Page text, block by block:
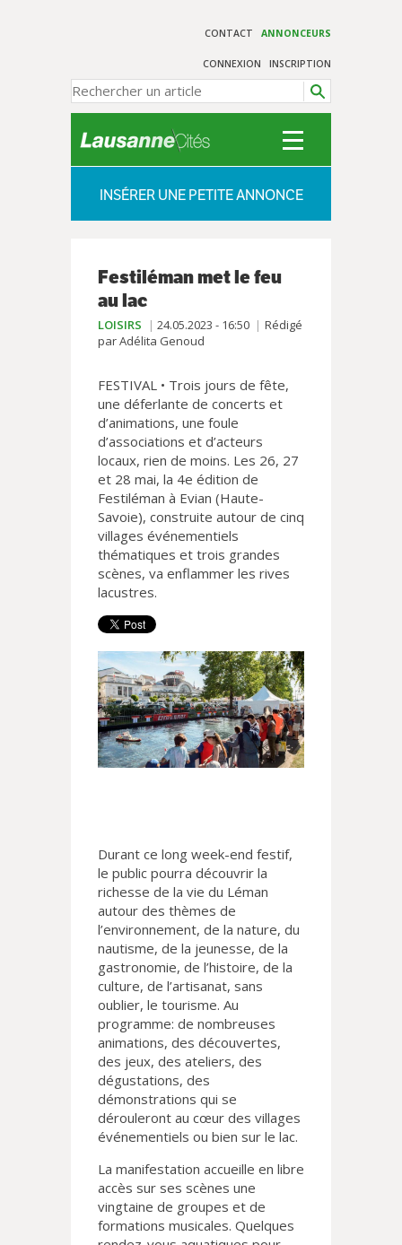
CONTACT ANNONCEURS
CONNEXION INSCRIPTION
INSÉRER UNE PETITE ANNONCE
Festiléman met le feu
au lac
LOISIRS 24.05.2023 - 16:50
Rédigé
par Adélita Genoud
FESTIVAL • Trois jours de fête,
une déferlante de concerts et
d’animations, une foule
d’associations et d’acteurs
locaux, rien de moins. Les 26, 27
et 28 mai, la 4e édition de
Festiléman à Evian (Haute-
Savoie), construite autour de cinq
villages événementiels
thématiques et trois grandes
scènes, va enflammer les rives
lacustres.
Durant ce long week-end festif,
le public pourra découvrir la
richesse de la vie du Léman
autour des thèmes de
l’environnement, de la nature, du
nautisme, de la jeunesse, de la
gastronomie, de l’histoire, de la
culture, de l’artisanat, sans
oublier, le tourisme. Au
programme: de nombreuses
animations, des découvertes,
des jeux, des ateliers, des
dégustations, des
démonstrations qui se
dérouleront au cœur des villages
événementiels ou bien sur le lac.
La manifestation accueille en libre
accès sur ses scènes une
vingtaine de groupes et de
formations musicales. Quelques